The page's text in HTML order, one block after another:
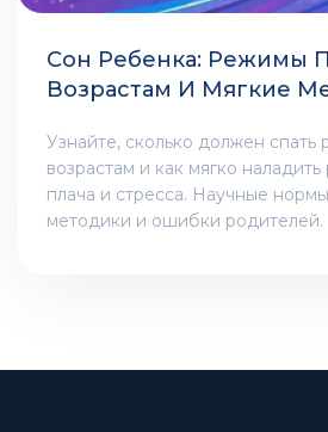
Сон Ребенка: Режимы
Возрастам И Мягкие
Узнайте, сколько должен спать
возрастам и как мягко
плача и стресса. Научные
методики и ошибки родителей.